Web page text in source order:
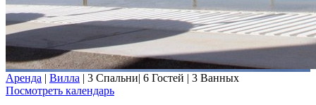
Аренда | Вилла | 3 Спальни| 6 Гостей | 3 Ванных
Посмотреть календарь